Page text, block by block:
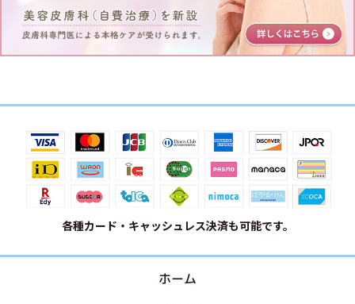
各種カード・キャッシュレス決済も可能です。
ホーム